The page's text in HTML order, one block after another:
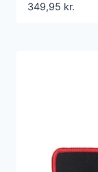
349,95 kr.